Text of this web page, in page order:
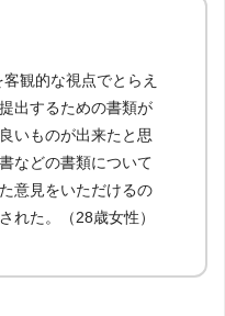
観的な視点でとらえ
出するための書類が
いものが出来たと思
などの書類について
意見をいただけるの
れた。（28歳女性）